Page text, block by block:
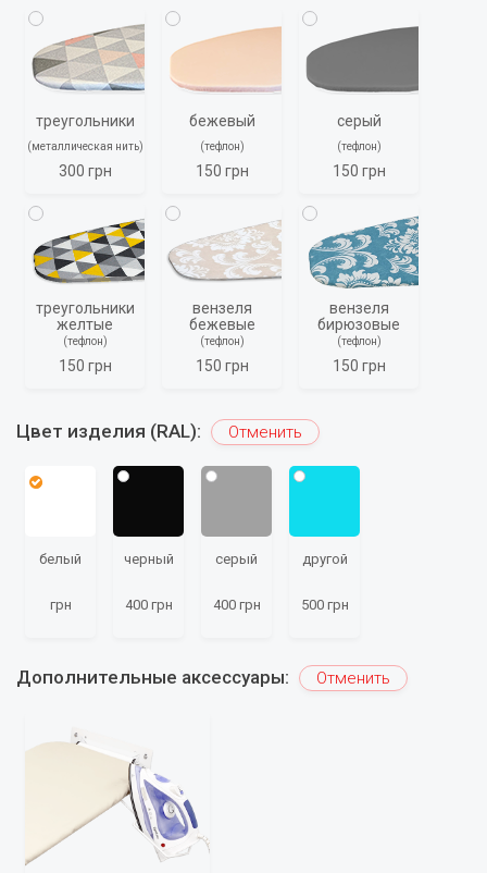
треугольники
(металлическая нить)
300 грн
бежевый
(тефлон)
150 грн
серый
(тефлон)
150 грн
треугольники
желтые
(тефлон)
150 грн
вензеля
бежевые
(тефлон)
150 грн
вензеля
бирюзовые
(тефлон)
150 грн
Цвет изделия (RAL): Отменить
белый
грн
черный
400 грн
серый
400 грн
другой
500 грн
Дополнительные аксессуары: Отменить